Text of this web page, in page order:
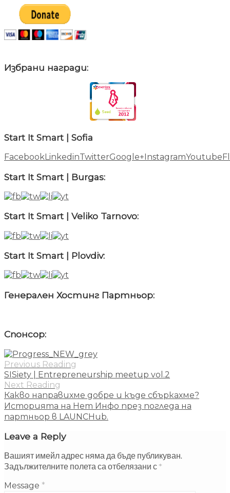
Избрани награди:
Start It Smart | Sofia
FacebookLinkedinTwitterGoogle+ InstagramYoutube
Start It Smart | Burgas:
Start It Smart | Veliko Tarnovo:
Start It Smart | Plovdiv:
Генерален Хостинг Партньор:
Спонсор:
Previous Reading
SISiety | Entrepreneurship meetup vol.2
Next Reading
Какво направихме добре и къде сбъркахме?
Историята на Нет Инфо през погледа на
партньор в LAUNCHub.
Leave a Reply
Вашият имейл адрес няма да бъде публикуван.
Задължителните полета са отбелязани с*
Message *